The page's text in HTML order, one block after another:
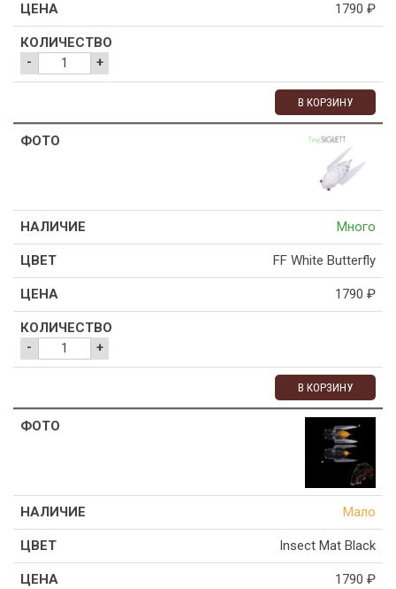
1790 ₽
- +
В КОРЗИНУ
Много
FF White Butterfly
1790 ₽
- +
В КОРЗИНУ
Мало
Insect Mat Black
1790 ₽